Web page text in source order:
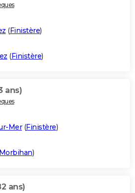
(Finistère)
(Finistère)
ans)
Mer(Finistère)
)
ans)